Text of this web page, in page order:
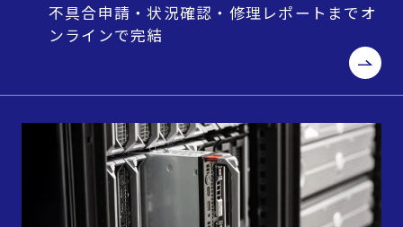
不具合申請・状況確認・修理レポートまでオ
ンラインで完結